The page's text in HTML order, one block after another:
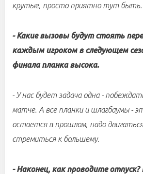
крутые, просто приятно тут быть.
- Какие вызовы будут стоять
каждым игроком в следующем
финала планка высока.
- У нас будет задача одна -
матче. А все планки и шлагбаумы -
остается в прошлом, надо
стремиться к большему.
- Наконец, как проводите отпуск?